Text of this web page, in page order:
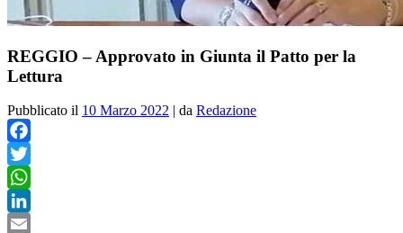
REGGIO – Approvato in Giunta il Patto per la
Lettura
Pubblicato il 10 Marzo 2022 | da Redazione
Facebook
Twitter
WhatsApp
LinkedIn